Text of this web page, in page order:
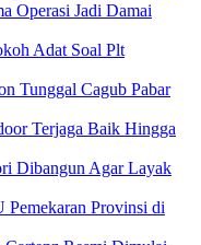
Operasi Jadi Damai
Adat Soal Plt
Tunggal Cagub Pabar
Terjaga Baik Hingga
Dibangun Agar Layak
Provinsi di